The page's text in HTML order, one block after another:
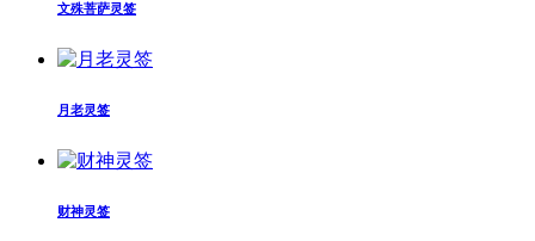
文殊菩萨灵签
月老灵签
财神灵签